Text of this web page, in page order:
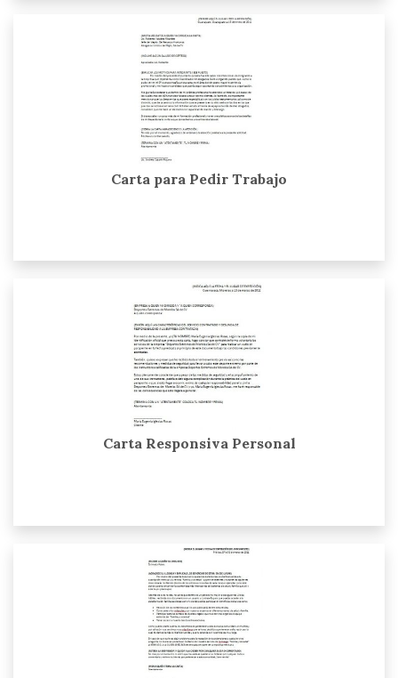
Carta para Pedir Trabajo
Carta Responsiva Personal